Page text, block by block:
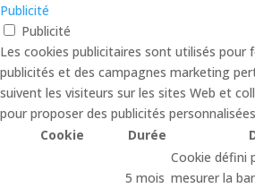
Publicité
Publicité
Les cookies publicitaires sont utilisés pour
publicités et des campagnes marketing
suivent les visiteurs sur les sites Web et
pour proposer des publicités
Cookie
Durée
5 mois
Cookie défini
mesurer la